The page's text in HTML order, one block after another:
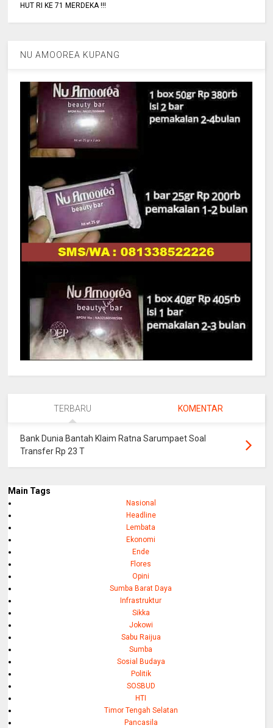
HUT RI KE 71 MERDEKA !!!
NU AMOOREA KUPANG
TERBARU KOMENTAR
Bank Dunia Bantah Klaim Ratna Sarumpaet Soal
Transfer Rp 23 T
Main Tags
Nasional
Headline
Lembata
Ekonomi
Ende
Flores
Opini
Sumba Barat Daya
Infrastruktur
Sikka
Jokowi
Sabu Raijua
Sumba
Sosial Budaya
Politik
SOSBUD
HTI
Timor Tengah Selatan
Pancasila